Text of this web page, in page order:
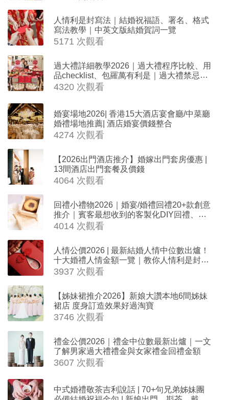
人情利是封寫法｜結婚祝福語、署名、格式
寫法教學｜中英文版結婚賀詞一覽
5171 次觀看
過大禮詳細教學2026｜過大禮程序比較、用
品checklist、包羅萬有利是｜過大禮禁忌及
吉祥說話
4320 次觀看
婚宴場地2026| 香港15大酒店宴會廳/中菜廳
婚禮場地推薦| 酒店婚宴價錢整合
4274 次觀看
【2026出門酒店推介】婚嫁出門套房優惠 |
13間酒店出門套餐及價錢
4064 次觀看
回禮小禮物2026｜婚宴/婚禮回禮20+款創意
推介｜賓客最想收到的客製化DIY回禮、姊
妹禮物（持續更新）
4014 次觀看
人情公價2026 | 最新結婚人情中位數出爐！
十大婚禮人情金額一覽｜教你人情利是封寫
法
3937 次觀看
【姊妹裙推介2026】新娘大讚本地6間姊妹
裙店 度身訂造效果好過淘寶
3746 次觀看
禮金公價2026｜禮金中位數最新出爐｜一文
了解男家過大禮禮金與女家禮金回禮金額
3607 次觀看
中式婚禮敬茶吉利說話 | 70+句兄弟姊妹團